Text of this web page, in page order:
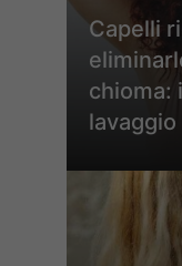
Capelli
chioma:
lavaggio